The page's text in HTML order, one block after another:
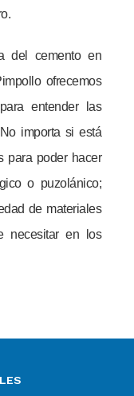
del cemento en
ofrecemos
entender las
importa si está
para poder hacer
o puzolánico;
de materiales
necesitar en los